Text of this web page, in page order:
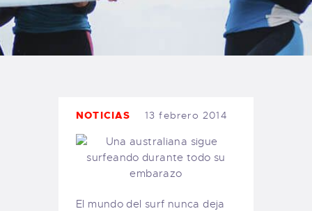
TIENDA FAMILY SURFERS
WEBCAM SALINAS
PEDIDOS
NOTICIAS 13 febrero 2014
El mundo del surf nunca deja